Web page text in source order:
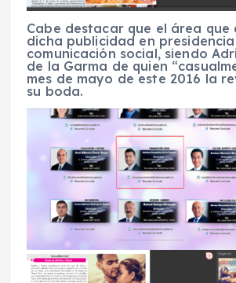
Cabe destacar que el área que
dicha publicidad en
comunicación social, siendo
de la Garma de quien
mes de mayo de este 2016 la
su boda.